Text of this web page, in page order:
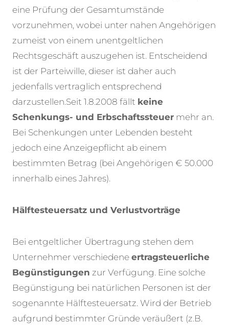
eine Prüfung der Gesamtumstände
vorzunehmen, wobei unter nahen Angehörigen
zumeist von einem unentgeltlichen
Rechtsgeschäft auszugehen ist. Entscheidend
ist der Parteiwille, dieser ist daher auch
jedenfalls vertraglich entsprechend
darzustellen.Seit 1.8.2008 fällt keine
Schenkungs- und Erbschaftssteuer mehr an.
Bei Schenkungen unter Lebenden besteht
jedoch eine Anzeigepflicht ab einem
bestimmten Betrag (bei Angehörigen € 50.000
innerhalb eines Jahres).
Hälftesteuersatz und Verlustvorträge
Bei entgeltlicher Übertragung stehen dem
Unternehmer verschiedene ertragsteuerliche
Begünstigungen zur Verfügung. Eine solche
Begünstigung bei natürlichen Personen ist der
sogenannte Hälftesteuersatz. Wird der Betrieb
aufgrund bestimmter Gründe veräußert (z.B.